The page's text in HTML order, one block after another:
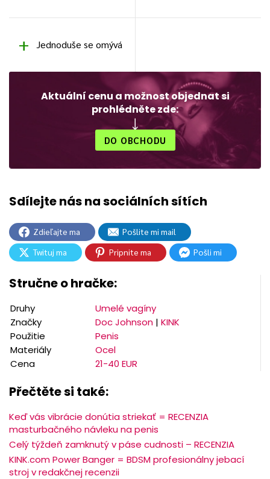
Jednoduše se omývá
Aktuální cenu a možnost objednat si
prohlédněte zde:
DO OBCHODU
Zdieľajte ma
Pošlite mi mail
Twituj ma
Pripnite ma Pošli mi
Stručne o hračke:
Druhy
Umelé vagíny
Značky
Doc Johnson | KINK
Použitie
Penis
Materiály
Ocel
Cena
21-40 EUR
Přečtěte si také:
Keď vás vibrácie donútia striekať = RECENZIA
masturbačného návleku na penis
Celý týždeň zamknutý v páse cudnosti – RECENZIA
KINK.com Power Banger = BDSM profesionálny jebací
stroj v redakčnej recenzii